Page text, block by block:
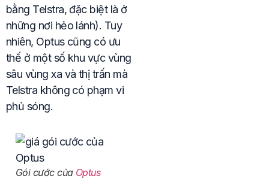
bằng Telstra, đặc biệt là ở
những nơi hẻo lánh). Tuy
nhiên, Optus cũng có ưu
thế ở một số khu vực vùng
sâu vùng xa và thị trấn mà
Telstra không có phạm vi
phủ sóng.
Gói cước của Optus